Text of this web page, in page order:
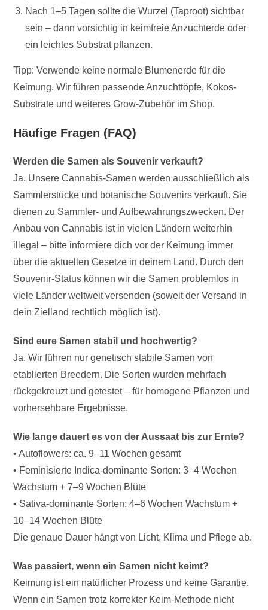
Nach 1–5 Tagen sollte die Wurzel (Taproot) sichtbar
sein – dann vorsichtig in keimfreie Anzuchterde oder
ein leichtes Substrat pflanzen.
Tipp: Verwende keine normale Blumenerde für die
Keimung. Wir führen passende Anzuchttöpfe, Kokos-
Substrate und weiteres Grow-Zubehör im Shop.
Häufige Fragen (FAQ)
Werden die Samen als Souvenir verkauft?
Ja. Unsere Cannabis-Samen werden ausschließlich als
Sammlerstücke und botanische Souvenirs verkauft. Sie
dienen zu Sammler- und Aufbewahrungszwecken. Der
Anbau von Cannabis ist in vielen Ländern weiterhin
illegal – bitte informiere dich vor der Keimung immer
über die aktuellen Gesetze in deinem Land. Durch den
Souvenir-Status können wir die Samen problemlos in
viele Länder weltweit versenden (soweit der Versand in
dein Zielland rechtlich möglich ist).
Sind eure Samen stabil und hochwertig?
Ja. Wir führen nur genetisch stabile Samen von
etablierten Breedern. Die Sorten wurden mehrfach
rückgekreuzt und getestet – für homogene Pflanzen und
vorhersehbare Ergebnisse.
Wie lange dauert es von der Aussaat bis zur Ernte?
• Autoflowers: ca. 9–11 Wochen gesamt
• Feminisierte Indica-dominante Sorten: 3–4 Wochen
Wachstum + 7–9 Wochen Blüte
• Sativa-dominante Sorten: 4–6 Wochen Wachstum +
10–14 Wochen Blüte
Die genaue Dauer hängt von Licht, Klima und Pflege ab.
Was passiert, wenn ein Samen nicht keimt?
Keimung ist ein natürlicher Prozess und keine Garantie.
Wenn ein Samen trotz korrekter Keim-Methode nicht